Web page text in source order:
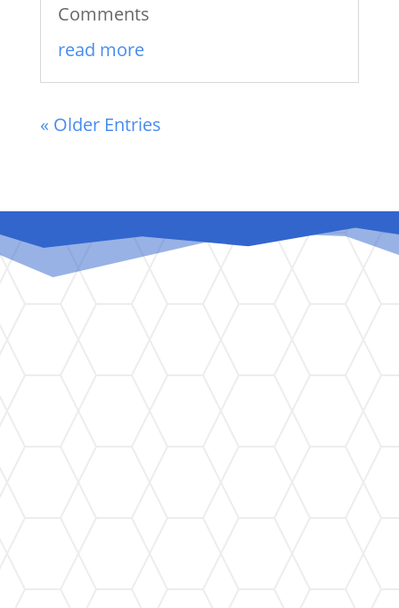
Comments
read more
« Older Entries